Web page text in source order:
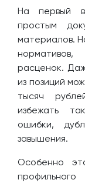
На первый
простым
материалов.
расценок.
из позиций
тысяч
избежать
ошибки,
завышения.
Особенно